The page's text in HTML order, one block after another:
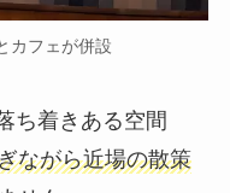
カフェが併設
ち着きある空間
ながら近場の散策